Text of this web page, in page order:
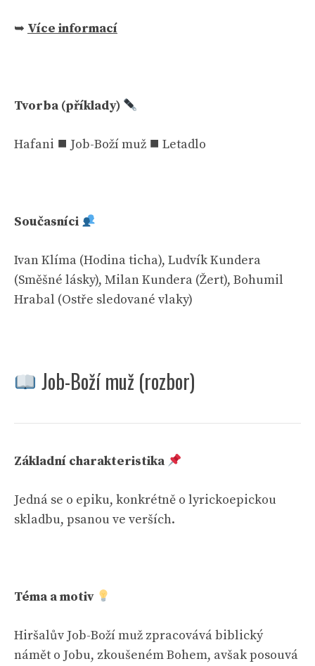
➥ Více informací
Tvorba (příklady)
Hafani ⯀ Job-Boží muž ⯀ Letadlo
Současníci
Ivan Klíma (Hodina ticha), Ludvík Kundera
(Směšné lásky), Milan Kundera (Žert), Bohumil
Hrabal (Ostře sledované vlaky)
Job-Boží muž (rozbor)
Základní charakteristika
Jedná se o epiku, konkrétně o lyrickoepickou
skladbu, psanou ve verších.
Téma a motiv
Hiršalův Job-Boží muž zpracovává biblický
námět o Jobu, zkoušeném Bohem, avšak posouvá